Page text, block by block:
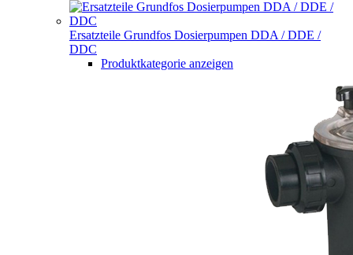
Ersatzteile Grundfos Dosierpumpen DDA / DDE /
DDC
Produktkategorie anzeigen